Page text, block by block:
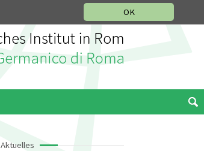
OK
Aktuelles